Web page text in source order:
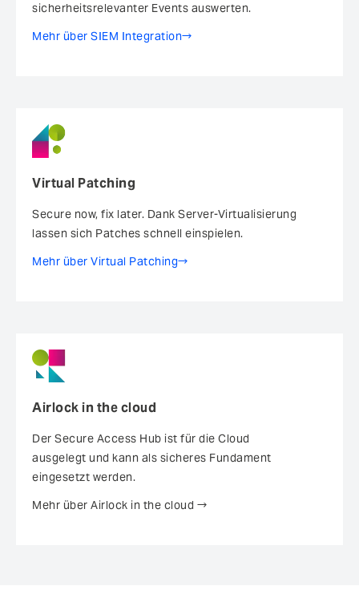
sicherheitsrelevanter Events auswerten.
Mehr über SIEM Integration
Virtual Patching
Secure now, fix later. Dank Server-Virtualisierung
lassen sich Patches schnell einspielen.
Mehr über Virtual Patching
Airlock in the cloud
Der Secure Access Hub ist für die Cloud
ausgelegt und kann als sicheres Fundament
eingesetzt werden.
Mehr über Airlock in the cloud